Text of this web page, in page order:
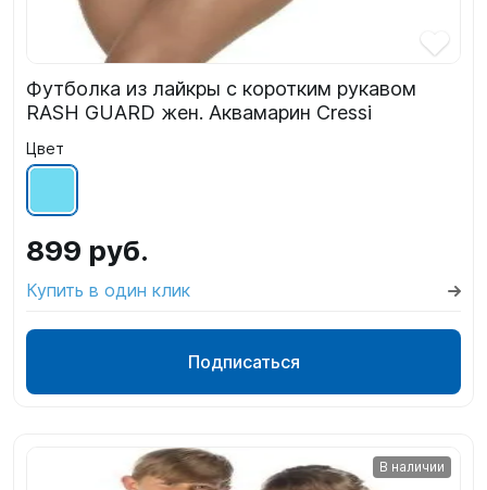
Футболка из лайкры с коротким рукавом
RASH GUARD жен. Аквамарин Cressi
Цвет
899 руб.
Купить в один клик
Подписаться
В наличии